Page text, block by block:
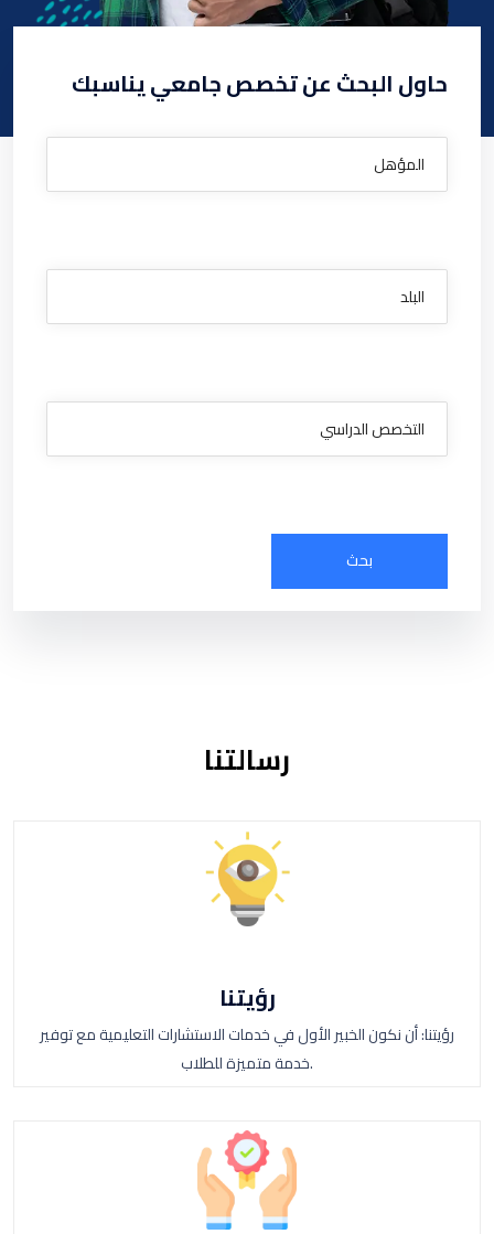
حاول البحث عن تخصص جامعي يناسبك
رسالتنا
رؤيتنا
رؤيتنا: أن نكون الخبير الأول في خدمات الاستشارات التعليمية مع توفير
خدمة متميزة للطلاب.